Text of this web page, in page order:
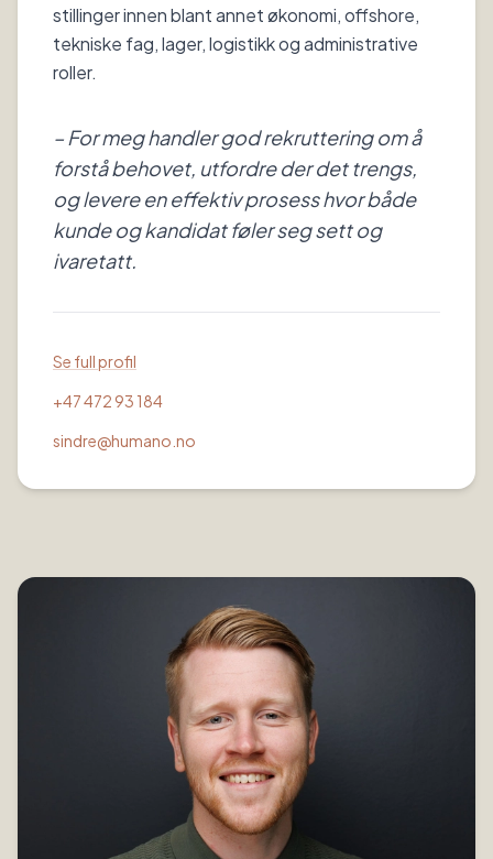
stillinger innen blant annet økonomi, offshore,
tekniske fag, lager, logistikk og administrative
roller.
– For meg handler god rekruttering om å
forstå behovet, utfordre der det trengs,
og levere en effektiv prosess hvor både
kunde og kandidat føler seg sett og
ivaretatt.
Se full profil
+47 472 93 184
sindre@humano.no